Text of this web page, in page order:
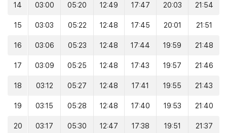
14 03:00 05:20 12:49 17:47 20:03 21:54
15 03:03 05:22 12:48 17:45 20:01 21:51
16 03:06 05:23 12:48 17:44 19:59 21:48
17 03:09 05:25 12:48 17:43 19:57 21:46
18 03:12 05:27 12:48 17:41 19:55 21:43
19 03:15 05:28 12:48 17:40 19:53 21:40
20 03:17 05:30 12:47 17:38 19:51 21:37